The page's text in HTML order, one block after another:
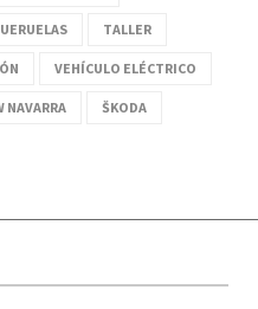
TALLER
VEHÍCULO ELÉCTRICO
NAVARRA ŠKODA